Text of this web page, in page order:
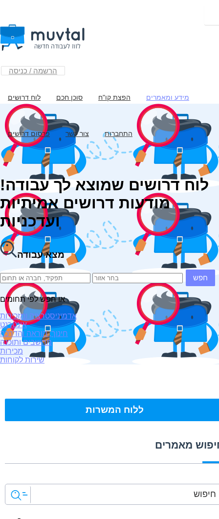
הרשמה / כניסה
לוח דרושים סוכן חכם הפצת קו"ח מידע ומאמרים
פרסום דרושים צור קשר התחברות
לוח דרושים שמוצא לך עבודה!
מודעות דרושים אמיתיות
ועדכניות
מצא עבודה
חפש
או חפש לפי תחומים
אדמיניסטרציה ומזכירות
אינטרנט
חינוך, הוראה והדרכה
מחשבים ותוכנה
מכירות
שירות לקוחות
ללוח המשרות
מאמרים